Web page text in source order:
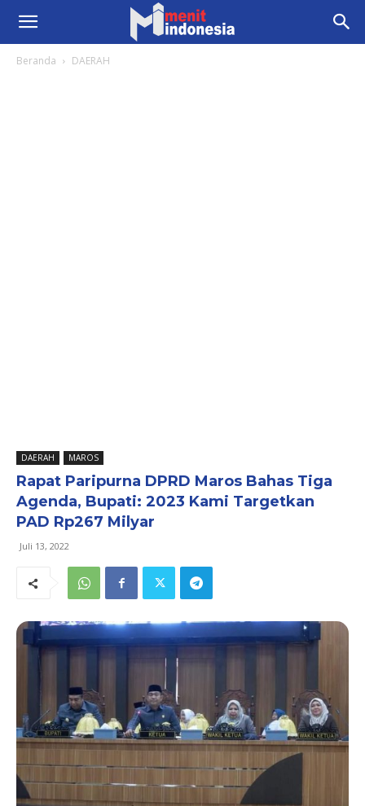
Beranda DAERAH
DAERAH MAROS
Rapat Paripurna DPRD Maros Bahas Tiga
Agenda, Bupati: 2023 Kami Targetkan
PAD Rp267 Milyar
Juli 13, 2022